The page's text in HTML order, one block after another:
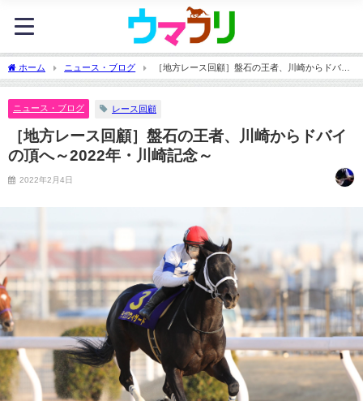
ホーム ニュース・ブログ
［地方レース回顧］盤石の王者、川崎からドバイ
の頂へ～2022年・川崎記念～
ニュース・ブログ レース回顧
［地方レース回顧］盤石の王者、川崎からドバイ
の頂へ～2022年・川崎記念～
2022年2月4日